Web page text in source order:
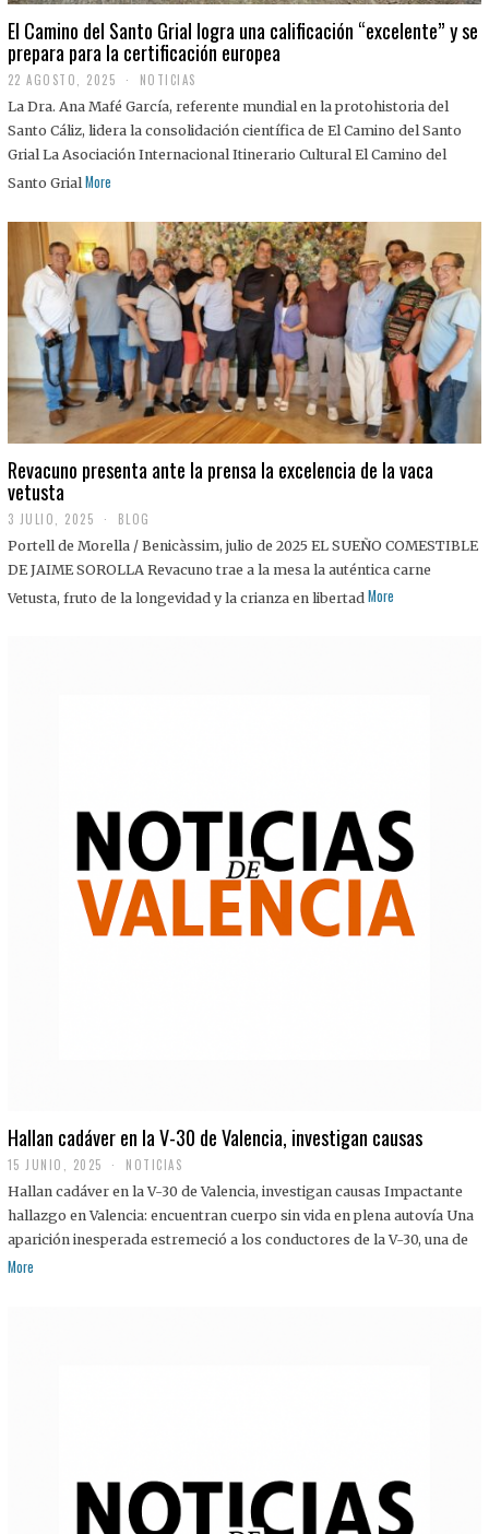
El Camino del Santo Grial logra una calificación “excelente” y se
prepara para la certificación europea
22 AGOSTO, 2025
2
A
G
O
S
2
5
NOTICIAS
La Dra. Ana Mafé García, referente mundial en la protohistoria del
Santo Cáliz, lidera la consolidación científica de El Camino del Santo
Grial La Asociación Internacional Itinerario Cultural El Camino del
Santo Grial More
Revacuno presenta ante la prensa la excelencia de la vaca
vetusta
3 JULIO, 2025
J
U
I
BLOG
Portell de Morella / Benicàssim, julio de 2025 EL SUEÑO COMESTIBLE
DE JAIME SOROLLA Revacuno trae a la mesa la auténtica carne
Vetusta, fruto de la longevidad y la crianza en libertad More
Hallan cadáver en la V-30 de Valencia, investigan causas
15 JUNIO, 2025 NOTICIAS
Hallan cadáver en la V-30 de Valencia, investigan causas Impactante
hallazgo en Valencia: encuentran cuerpo sin vida en plena autovía Una
aparición inesperada estremeció a los conductores de la V-30, una de
More